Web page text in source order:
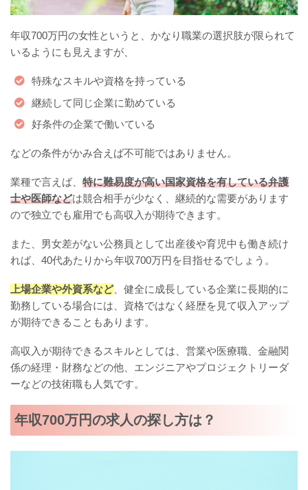
年収700万円の女性というと、かなり職業の選択肢が限られて
いるようにも見えますが、
特殊なスキルや資格を持っている
継続して同じ企業に勤めている
好条件の企業で働いている
などの条件がかみ合えば不可能ではありません。
業種で言えば、 特に難易度が高い国家資格を有している弁護
士や医師などは競合相手が少なく、継続的な需要があります
ので独立でも雇用でも高収入が期待できます。
また、男女差がない公務員として出産後や育児中も働き続け
れば、40代あたりから年収700万円を目指せるでしょう。
上場企業や外資系など、健全に成長している企業に長期的に
勤務している場合には、資格ではなく経歴を見て収入アップ
が期待できることもあります。
高収入が期待できるスキルとしては、営業や医療職、金融関
係の経理・財務などの他、エンジニアやプロジェクトリーダ
ーなどの技術職も人気です。
年収700万円の求人の探し方は？